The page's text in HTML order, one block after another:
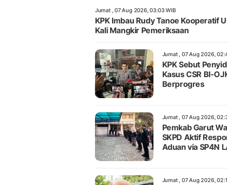
Jumat , 07 Aug 2026, 03:03 WIB
KPK Imbau Rudy Tanoe Kooperatif
Kali Mangkir Pemeriksaan
Jumat , 07 Aug 2026,
KPK Sebut
Kasus CSR BI-
Berprogres
Jumat , 07 Aug 2026,
Pemkab Garut
SKPD Aktif
Aduan via SP4N
Jumat , 07 Aug 2026,